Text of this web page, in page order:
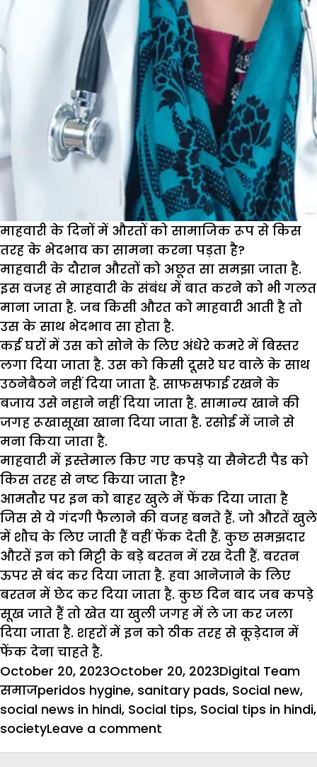
माहवारी के दिनों में औरतों को सामाजिक रूप से किस
तरह के भेदभाव का सामना करना पड़ता है?
माहवारी के दौरान औरतों को अछूत सा समझा जाता है.
इस वजह से माहवारी के संबंध में बात करने को भी गलत
माना जाता है. जब किसी औरत को माहवारी आती है तो
उस के साथ भेदभाव सा होता है.
कई घरों में उस को सोने के लिए अंधेरे कमरे में बिस्तर
लगा दिया जाता है. उस को किसी दूसरे घर वाले के साथ
उठनेबैठने नहीं दिया जाता है. साफसफाई रखने के
बजाय उसे नहाने नहीं दिया जाता है. सामान्य खाने की
जगह रूखासूखा खाना दिया जाता है. रसोई में जाने से
मना किया जाता है.
माहवारी में इस्तेमाल किए गए कपड़े या सैनेटरी पैड को
किस तरह से नष्ट किया जाता है?
आमतौर पर इन को बाहर खुले में फेंक दिया जाता है
जिस से ये गंदगी फैलाने की वजह बनते हैं. जो औरतें खुले
में शौच के लिए जाती हैं वहीं फेंक देती हैं. कुछ समझदार
औरतें इन को मिट्टी के बड़े बरतन में रख देती हैं. बरतन
ऊपर से बंद कर दिया जाता है. हवा आनेजाने के लिए
बरतन में छेद कर दिया जाता है. कुछ दिन बाद जब कपड़े
सूख जाते हैं तो खेत या खुली जगह में ले जा कर जला
दिया जाता है. शहरों में इन को ठीक तरह से कूड़ेदान में
फेंक देना चाहते है.
Posted
on
October 20, 2023October 20, 2023Author
Digital Team
समाजTags
peridos hygine, sanitary pads, Social new,
social news in hindi, Social tips, Social tips in hindi,
societyLeave a comment